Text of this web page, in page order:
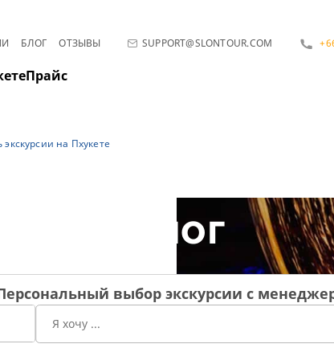
БЛОГ ОТЗЫВЫ SUPPORT@SLONTOUR.COM
Прайс
на Пхукете
Блог
выбор экскурсии с